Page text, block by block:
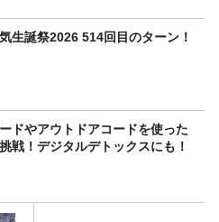
生誕祭2026 514回目のターン！
ドやアウトドアコードを使った
戦！デジタルデトックスにも！